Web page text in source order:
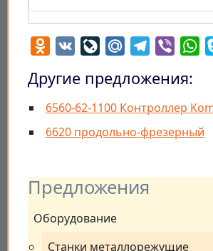
Предложения
Оборудование
Станки металлорежущие
Odnoklassniki
VK LiveJournal
Mail.RuTelegram
Viber
Другие предложения:
6560-62-1100 Контроллер
6620 продольно-фрезерный